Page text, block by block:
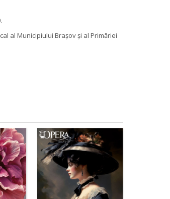
al Municipiului Brașov și al Primăriei